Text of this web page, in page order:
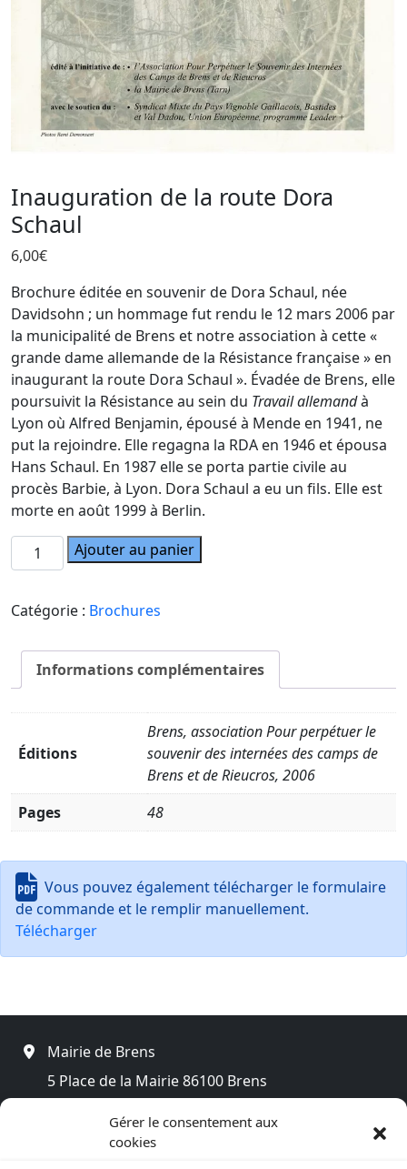
Gérer le consentement aux
cookies
Inauguration de la route Dora
Schaul
6,00€
Brochure éditée en souvenir de Dora Schaul, née
Davidsohn ; un hommage fut rendu le 12 mars 2006 par
la municipalité de Brens et notre association à cette «
grande dame allemande de la Résistance française » en
inaugurant la route Dora Schaul ». Évadée de Brens, elle
poursuivit la Résistance au sein du Travail allemandà
Lyon où Alfred Benjamin, épousé à Mende en 1941, ne
put la rejoindre. Elle regagna la RDA en 1946 et épousa
Hans Schaul. En 1987 elle se porta partie civile au
procès Barbie, à Lyon. Dora Schaul a eu un fils. Elle est
morte en août 1999 à Berlin.
quantité
de
de
route
Dora
Ajouter au panier
Catégorie : Brochures
Informations complémentaires
Éditions
Brens, association Pour perpétuer le
souvenir des internées des camps de
Brens et de Rieucros, 2006
Pages
48
Vous pouvez également télécharger le formulaire
de commande et le remplir manuellement.
Télécharger
Mairie de Brens
5 Place de la Mairie 86100 Brens
Nous contacter